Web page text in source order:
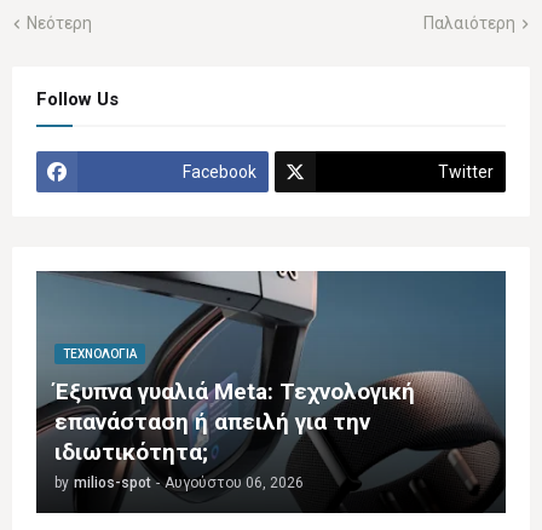
Νεότερη Παλαιότερη
Follow Us
Facebook Twitter
ΤΕΧΝΟΛΟΓΊΑ
Έξυπνα γυαλιά Meta: Τεχνολογική
επανάσταση ή απειλή για την
ιδιωτικότητα;
by milios-spot - Αυγούστου 06, 2026